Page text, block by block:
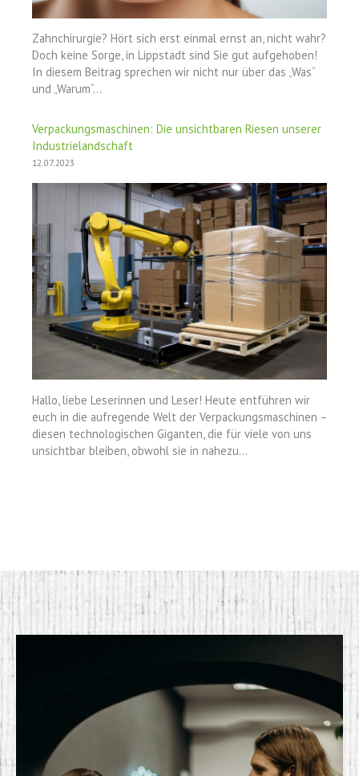
Zahnchirurgie? Hört sich erst einmal ernst an, nicht wahr?
Doch keine Sorge, in Lippstadt sind Sie gut aufgehoben!
In diesem Beitrag sprechen wir nicht nur über das „Was“
und „Warum“…
Verpackungsmaschinen: Die unsichtbaren Riesen unserer
Industrielandschaft
12.07.2023
Hallo, liebe Leserinnen und Leser! Heute entführen wir
euch in die aufregende Welt der Verpackungsmaschinen –
diesen technologischen Giganten, die für viele von uns
unsichtbar bleiben, obwohl sie in nahezu…